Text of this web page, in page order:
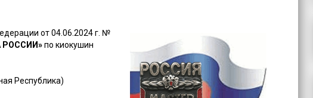
от 04.06.2024 г. №
РОССИИ»по киокушин
Республика)